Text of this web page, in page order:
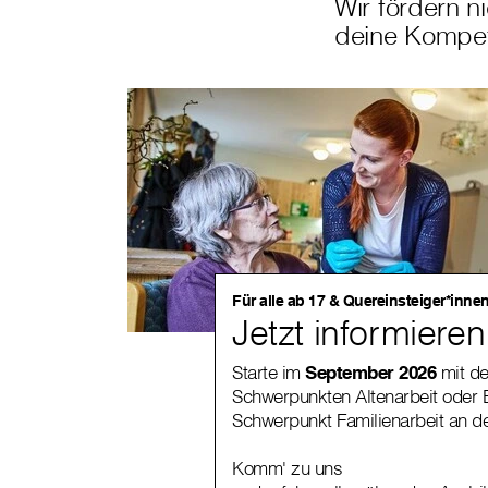
Wir fördern
deine
Für alle ab 17 &
Jetzt
Starte im September 2026mit
Schwerpunkten Altenarbeit oder
Schwerpunkt Familienarbeit an
Komm' zu uns